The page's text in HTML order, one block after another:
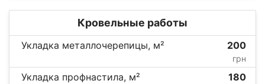
Кровельные работы
Укладка металлочерепицы, м² 200
грн
Укладка профнастила, м² 180